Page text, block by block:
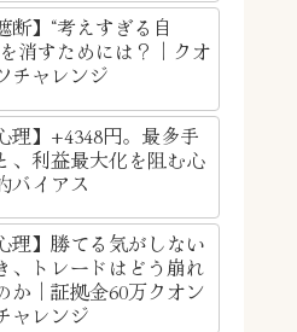
断】“考えすぎる自
消すためには？｜クオ
チャレンジ
理】+4348円。最多手
、利益最大化を阻む心
バイアス
理】勝てる気がしない
、トレードはどう崩れ
か｜証拠金60万クオン
ャレンジ